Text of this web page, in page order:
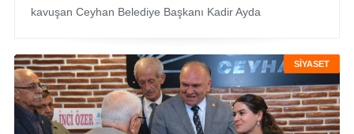
kavuşan Ceyhan Belediye Başkanı Kadir Ayda
SİYASET